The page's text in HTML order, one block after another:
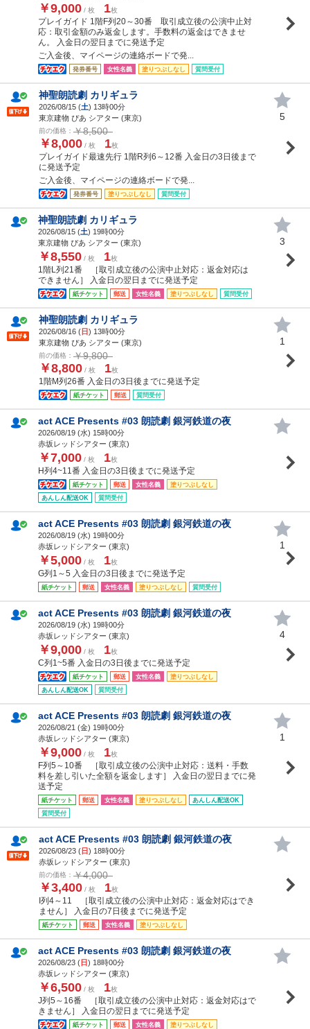
￥9,000 / 枚 1枚
プレイガイド 1階F列20～30番 取引成立後の公演中止対
応：取引金額のみ返金します。手数料の返金はできませ
ん。 入金日の翌日までに発送予定
ご入金後、マイページの連絡ボードで発...
発券番号 女性名義 塗りつぶしなし 質問受付
神聖朗読劇 カリギュラ
2026/08/15 (土) 13時00分
東京建物 ぴあ シアター (東京)
前の価格： ￥8,500
￥8,000 / 枚 1枚
プレイガイド最速先行 1階R列6～12番 入金日の3日後まで
に発送予定
ご入金後、マイページの連絡ボードで発...
発券番号 塗りつぶしなし 質問受付
5
神聖朗読劇 カリギュラ
2026/08/15 (土) 19時00分
東京建物 ぴあ シアター (東京)
￥8,550 / 枚 1枚
1階L列21番 ［取引成立後の公演中止対応：返金対応は
できません］ 入金日の翌日までに発送予定
紙チケット 郵送 女性名義 塗りつぶしなし 質問受付
3
神聖朗読劇 カリギュラ
2026/08/16 (日) 13時00分
東京建物 ぴあ シアター (東京)
前の価格： ￥9,800
￥8,800 / 枚 1枚
1階M列26番 入金日の3日後までに発送予定
紙チケット 郵送 質問受付
1
act ACE Presents #03 朗読劇 銀河鉄道の夜
2026/08/19 (水) 15時00分
赤坂レッドシアター (東京)
￥7,000 / 枚 1枚
H列4~11番 入金日の3日後までに発送予定
紙チケット 郵送 女性名義
塗りつぶしなし
あんしん配送OK
質問受付
act ACE Presents #03 朗読劇 銀河鉄道の夜
2026/08/19 (水) 19時00分
赤坂レッドシアター (東京)
￥5,000 / 枚 1枚
G列1～5 入金日の3日後までに発送予定
紙チケット 郵送 女性名義 塗りつぶしなし 質問受付
1
act ACE Presents #03 朗読劇 銀河鉄道の夜
2026/08/19 (水) 19時00分
赤坂レッドシアター (東京)
￥9,000 / 枚 1枚
C列1~5番 入金日の3日後までに発送予定
紙チケット 郵送 女性名義
塗りつぶしなし
あんしん配送OK
質問受付
4
act ACE Presents #03 朗読劇 銀河鉄道の夜
2026/08/21 (金) 19時00分
赤坂レッドシアター (東京)
￥9,000 / 枚 1枚
F列5～10番 ［取引成立後の公演中止対応：送料・手数
料を差し引いた全額を返金します］ 入金日の翌日までに発
送予定
紙チケット 郵送 女性名義 塗りつぶしなし
あんしん配送OK
質問受付
1
act ACE Presents #03 朗読劇 銀河鉄道の夜
2026/08/23 (日) 18時00分
赤坂レッドシアター (東京)
前の価格： ￥4,000
￥3,400 / 枚 1枚
I列4～11 ［取引成立後の公演中止対応：返金対応はでき
ません］ 入金日の7日後までに発送予定
紙チケット 郵送 女性名義 塗りつぶしなし
act ACE Presents #03 朗読劇 銀河鉄道の夜
2026/08/23 (日) 18時00分
赤坂レッドシアター (東京)
￥6,500 / 枚 1枚
J列5～16番 ［取引成立後の公演中止対応：返金対応はで
きません］ 入金日の翌日までに発送予定
紙チケット 郵送 女性名義 塗りつぶしなし